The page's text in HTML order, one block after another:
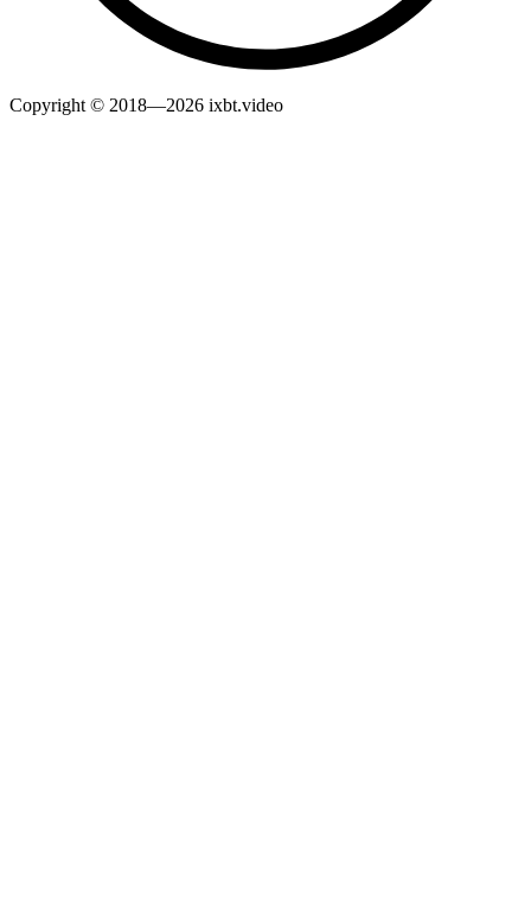
Copyright © 2018—2026 ixbt.video